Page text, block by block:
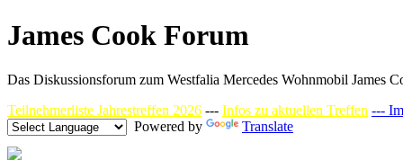
James Cook Forum
Das Diskussionsforum zum Westfalia Mercedes Wohnmobil James
Teilnehmerliste Jahrestreffen 2026 --- Infos zu aktuellen Treffen ---
Powered by
Translate